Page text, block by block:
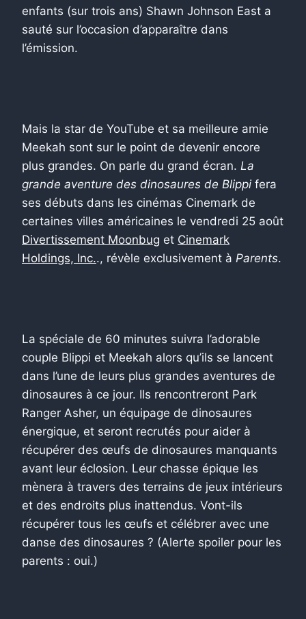
enfants (sur trois ans) Shawn Johnson East a
sauté sur l’occasion d’apparaître dans
l’émission.
Mais la star de YouTube et sa meilleure amie
Meekah sont sur le point de devenir encore
plus grandes. On parle du grand écran. La
grande aventure des dinosaures de Blippi fera
ses débuts dans les cinémas Cinemark de
certaines villes américaines le vendredi 25 août
Divertissement Moonbug et Cinemark
Holdings, Inc.., révèle exclusivement à Parents.
La spéciale de 60 minutes suivra l’adorable
couple Blippi et Meekah alors qu’ils se lancent
dans l’une de leurs plus grandes aventures de
dinosaures à ce jour. Ils rencontreront Park
Ranger Asher, un équipage de dinosaures
énergique, et seront recrutés pour aider à
récupérer des œufs de dinosaures manquants
avant leur éclosion. Leur chasse épique les
mènera à travers des terrains de jeux intérieurs
et des endroits plus inattendus. Vont-ils
récupérer tous les œufs et célébrer avec une
danse des dinosaures ? (Alerte spoiler pour les
parents : oui.)